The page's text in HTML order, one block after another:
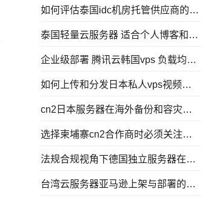
如何评估泰国idc机房托管供应商的可
泰国轻量云服务器 适合个人博客和小
企业级部署 腾讯云韩国vps 负载均衡
如何上传和分发日本私人vps视频内
cn2日本服务器在海外备份和容灾中
选择柬埔寨cn2合作商时必须关注的
法规合规视角下德国独立服务器在跨
台湾云服务器亚马逊上架与部署的实